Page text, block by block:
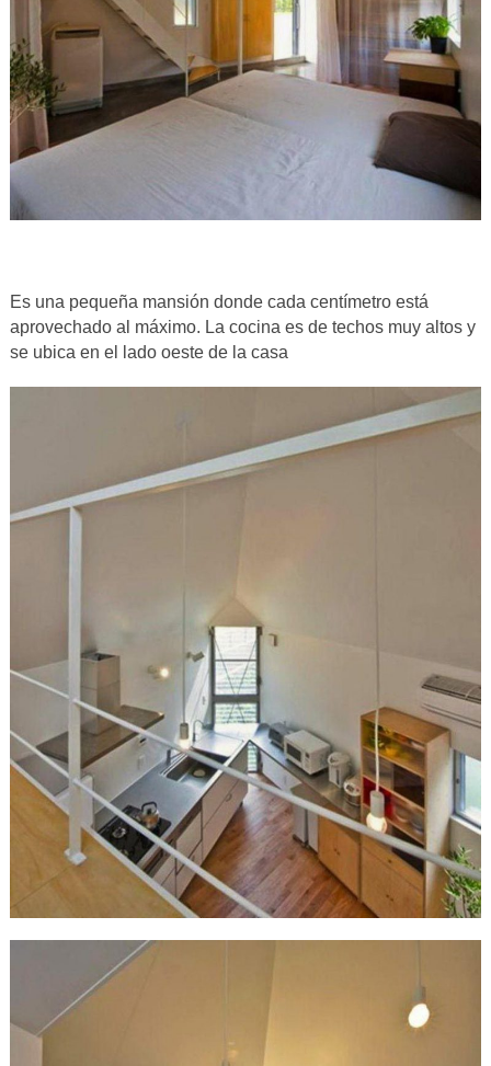
Es una pequeña mansión donde cada centímetro está
aprovechado al máximo. La cocina es de techos muy altos y
se ubica en el lado oeste de la casa